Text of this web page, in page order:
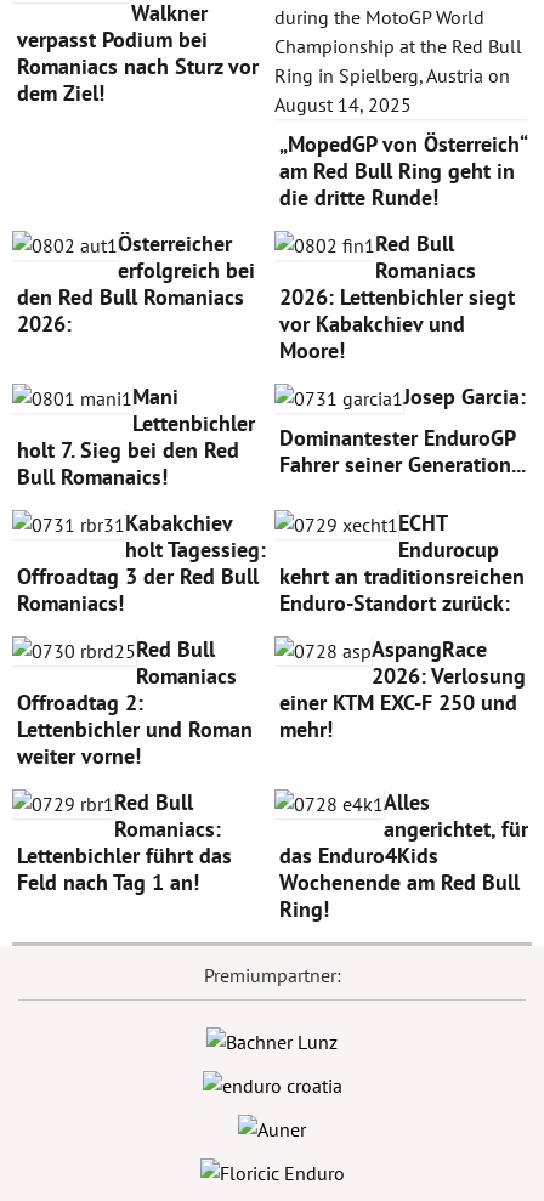
Walkner
verpasst Podium bei
Romaniacs nach Sturz vor
dem Ziel!
„MopedGP von Österreich“
am Red Bull Ring geht in
die dritte Runde!
Österreicher
erfolgreich bei
den Red Bull Romaniacs
2026:
Red Bull
Romaniacs
2026: Lettenbichler siegt
vor Kabakchiev und
Moore!
Mani
Lettenbichler
holt 7. Sieg bei den Red
Bull Romanaics!
Josep Garcia:
Dominantester EnduroGP
Fahrer seiner Generation...
Kabakchiev
holt Tagessieg:
Offroadtag 3 der Red Bull
Romaniacs!
ECHT
Endurocup
kehrt an traditionsreichen
Enduro-Standort zurück:
Red Bull
Romaniacs
Offroadtag 2:
Lettenbichler und Roman
weiter vorne!
AspangRace
2026: Verlosung
einer KTM EXC-F 250 und
mehr!
Red Bull
Romaniacs:
Lettenbichler führt das
Feld nach Tag 1 an!
Alles
angerichtet, für
das Enduro4Kids
Wochenende am Red Bull
Ring!
Premiumpartner: